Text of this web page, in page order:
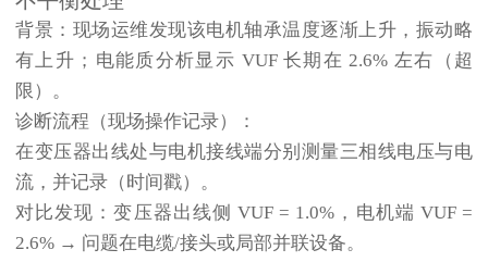
背景 ：现场运维发现该电机轴承温度逐渐上升，振动略
有上升；电能质分析显示 VUF 长期在 2.6% 左右（超
限）。
诊断流程（现场操作记录）
：
在变压器出线处与电机接线端分别测量三相线电压与电
流，并记录（时间戳）。
对比发现：变压器出线侧 VUF = 1.0%，电机端 VUF =
2.6% → 问题在电缆/接头或局部并联设备。